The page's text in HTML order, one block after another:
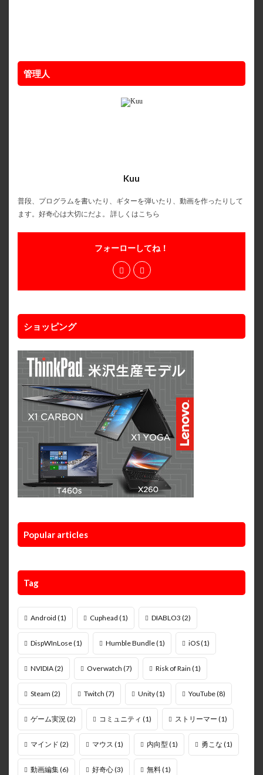
管理人
Kuu
普段、プログラムを書いたり、ギターを弾いたり、動画を作ったりして
ます。好奇心は大切にだよ。 詳しくはこちら
フォーローしてね！
ショッピング
Popular articles
Tag
Android (1) Cuphead (1) DIABLO3 (2)
DispWInLose(1) Humble Bundle(1) iOS(1)
NVIDIA(2) Overwatch (7) Risk of Rain (1)
Steam (2) Twitch (7) Unity(1) YouTube(8)
ゲーム実況(2) コミュニティ (1) ストリーマー (1)
マインド (2) マウス (1) 内向型 (1) 勇こな (1)
動画編集(6) 好奇心(3) 無料(1)